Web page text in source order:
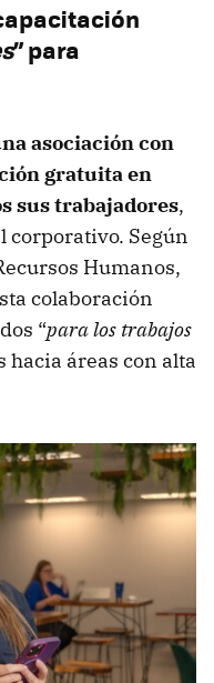
” para
asociación con
gratuita en
sus trabajadores,
corporativo. Según
Humanos,
colaboración
“para los trabajos
hacia áreas con alta